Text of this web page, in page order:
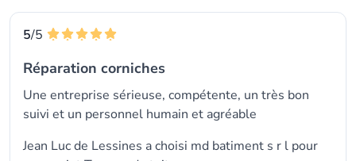
5/5
Réparation corniches
Une entreprise sérieuse, compétente, un très bon
suivi et un personnel humain et agréable
Jean Luc de Lessines a choisi md batiment s r l pour